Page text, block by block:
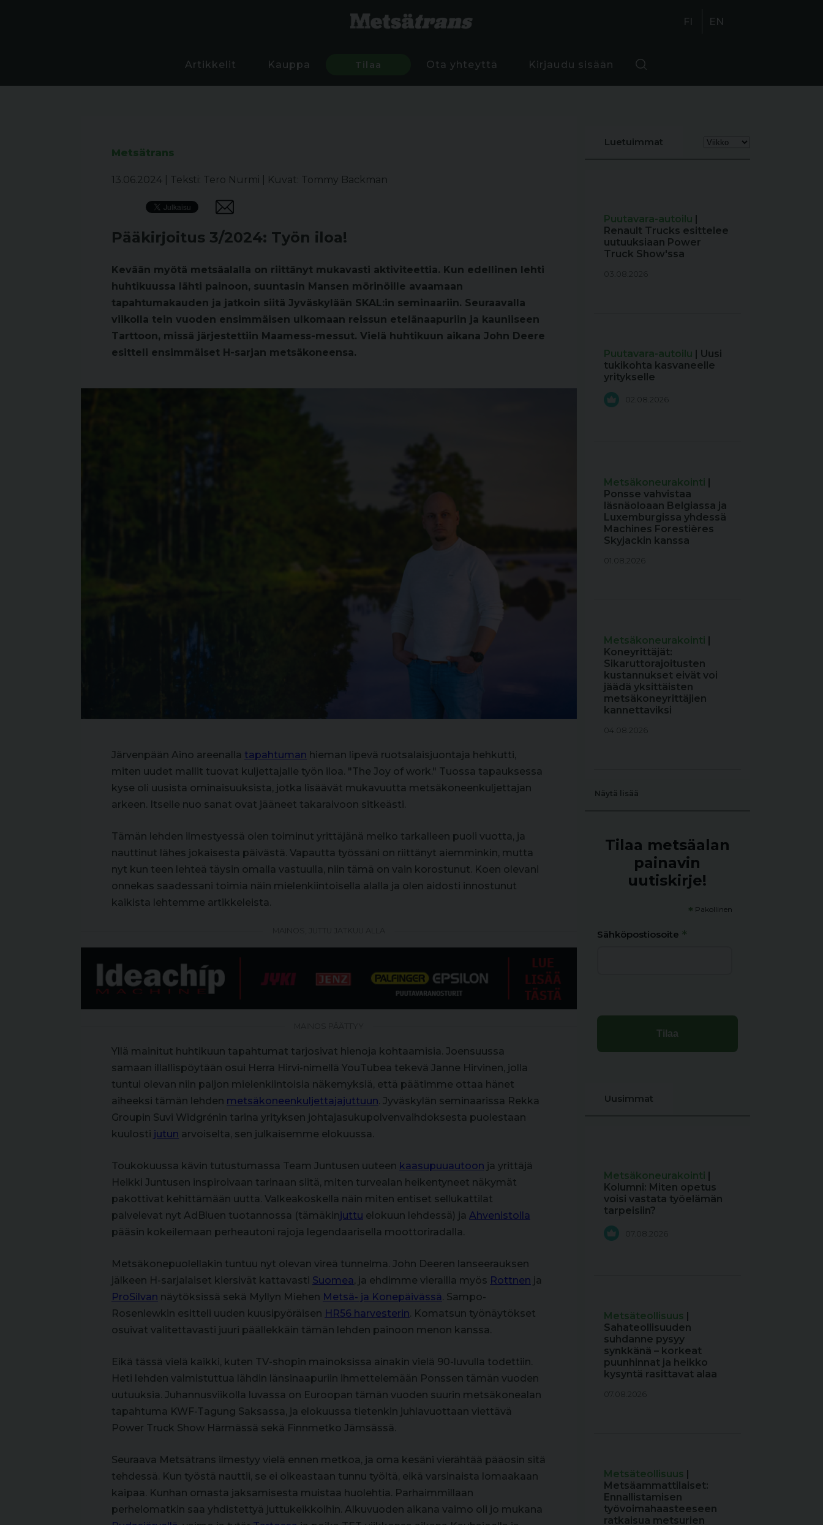
FI EN
Artikkelit Kauppa Tilaa Ota yhteyttä Kirjaudu sisään
Metsätrans
13.06.2024 Teksti: Tero Nurmi Kuvat: Tommy Backman
Pääkirjoitus 3/2024: Työn iloa!
Kevään myötä metsäalalla on riittänyt mukavasti aktiviteettia. Kun edellinen lehti
huhtikuussa lähti painoon, suuntasin Mansen mörinöille avaamaan
tapahtumakauden ja jatkoin siitä Jyväskylään SKAL:in seminaariin. Seuraavalla
viikolla tein vuoden ensimmäisen ulkomaan reissun etelänaapuriin ja kauniiseen
Tarttoon, missä järjestettiin Maamess-messut. Vielä huhtikuun aikana John Deere
esitteli ensimmäiset H-sarjan metsäkoneensa.
Järvenpään Aino areenalla tapahtuman hieman lipevä ruotsalaisjuontaja hehkutti,
miten uudet mallit tuovat kuljettajalle työn iloa. "The Joy of work." Tuossa tapauksessa
kyse oli uusista ominaisuuksista, jotka lisäävät mukavuutta metsäkoneenkuljettajan
arkeen. Itselle nuo sanat ovat jääneet takaraivoon sitkeästi.
Tämän lehden ilmestyessä olen toiminut yrittäjänä melko tarkalleen puoli vuotta, ja
nauttinut lähes jokaisesta päivästä. Vapautta työssäni on riittänyt aiemminkin, mutta
nyt kun teen lehteä täysin omalla vastuulla, niin tämä on vain korostunut. Koen olevani
onnekas saadessani toimia näin mielenkiintoisella alalla ja olen aidosti innostunut
kaikista lehtemme artikkeleista.
Yllä mainitut huhtikuun tapahtumat tarjosivat hienoja kohtaamisia. Joensuussa
samaan illallispöytään osui Herra Hirvi-nimellä YouTubea tekevä Janne Hirvinen, jolla
tuntui olevan niin paljon mielenkiintoisia näkemyksiä, että päätimme ottaa hänet
aiheeksi tämän lehden metsäkoneenkuljettajajuttuun. Jyväskylän seminaarissa Rekka
Groupin Suvi Widgrénin tarina yrityksen johtajasukupolvenvaihdoksesta puolestaan
kuulosti jutun arvoiselta, sen julkaisemme elokuussa.
Toukokuussa kävin tutustumassa Team Juntusen uuteen kaasupuuautoon ja yrittäjä
Heikki Juntusen inspiroivaan tarinaan siitä, miten turvealan heikentyneet näkymät
pakottivat kehittämään uutta. Valkeakoskella näin miten entiset sellukattilat
palvelevat nyt AdBluen tuotannossa (tämäkinjuttu elokuun lehdessä) ja Ahvenistolla
pääsin kokeilemaan perheautoni rajoja legendaarisella moottoriradalla.
Metsäkonepuolellakin tuntuu nyt olevan vireä tunnelma. John Deeren lanseerauksen
jälkeen H-sarjalaiset kiersivät kattavasti Suomea, ja ehdimme vierailla myös Rottnen ja
ProSilvan näytöksissä sekä Myllyn Miehen Metsä- ja Konepäivässä. Sampo-
Rosenlewkin esitteli uuden kuusipyöräisen HR56 harvesterin. Komatsun työnäytökset
osuivat valitettavasti juuri päällekkäin tämän lehden painoon menon kanssa.
Eikä tässä vielä kaikki, kuten TV-shopin mainoksissa ainakin vielä 90-luvulla todettiin.
Heti lehden valmistuttua lähdin länsinaapuriin ihmettelemään Ponssen tämän vuoden
uutuuksia. Juhannusviikolla luvassa on Euroopan tämän vuoden suurin metsäkonealan
tapahtuma KWF-Tagung Saksassa, ja elokuussa tietenkin juhlavuottaan viettävä
Power Truck Show Härmässä sekä Finnmetko Jämsässä.
Seuraava Metsätrans ilmestyy vielä ennen metkoa, ja oma kesäni vierähtää pääosin sitä
tehdessä. Kun työstä nauttii, se ei oikeastaan tunnu työltä, eikä varsinaista lomaakaan
kaipaa. Kunhan omasta jaksamisesta muistaa huolehtia. Parhaimmillaan
perhelomatkin saa yhdistettyä juttukeikkoihin. Alkuvuoden aikana vaimo oli jo mukana
Luetuimmat
Puutavara-autoilu |
Renault Trucks esittelee
uutuuksiaan Power
Truck Show'ssa
03.08.2026
Puutavara-autoilu | Uusi
tukikohta kasvaneelle
yritykselle
02.08.2026
Metsäkoneurakointi |
Ponsse vahvistaa
läsnäoloaan Belgiassa ja
Luxemburgissa yhdessä
Machines Forestières
Skyjackin kanssa
01.08.2026
Metsäkoneurakointi |
Koneyrittäjät:
Sikaruttorajoitusten
kustannukset eivät voi
jäädä yksittäisten
metsäkoneyrittäjien
kannettaviksi
04.08.2026
Näytä lisää
Tilaa metsäalan
painavin
uutiskirje!
* Pakollinen
Sähköpostiosoite *
Uusimmat
Metsäkoneurakointi |
Kolumni: Miten opetus
voisi vastata työelämän
tarpeisiin?
07.08.2026
Metsäteollisuus |
Sahateollisuuden
suhdanne pysyy
synkkänä – korkeat
puunhinnat ja heikko
kysyntä rasittavat alaa
07.08.2026
Metsäteollisuus |
Metsäammattilaiset:
Ennallistamisen
työvoimahaasteeseen
ratkaisua metsurien